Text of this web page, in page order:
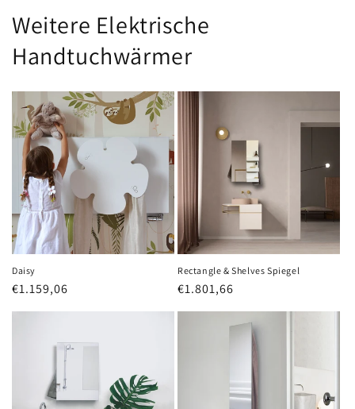
Weitere Elektrische
Handtuchwärmer
Daisy
Normaler
€1.159,06
Rectangle & Shelves Spiegel
Normaler
€1.801,66